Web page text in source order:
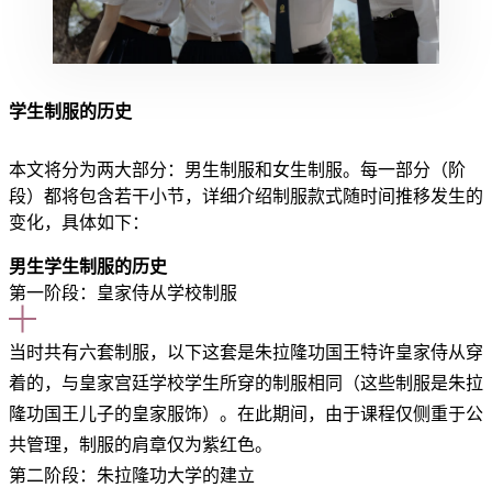
学生制服的历史
本文将分为两大部分：男生制服和女生制服。每一部分（阶
段）都将包含若干小节，详细介绍制服款式随时间推移发生的
变化，具体如下：
男生学生制服的历史
第一阶段：皇家侍从学校制服
当时共有六套制服，以下这套是朱拉隆功国王特许皇家侍从穿
着的，与皇家宫廷学校学生所穿的制服相同（这些制服是朱拉
隆功国王儿子的皇家服饰）。在此期间，由于课程仅侧重于公
共管理，制服的肩章仅为紫红色。
第二阶段：朱拉隆功大学的建立